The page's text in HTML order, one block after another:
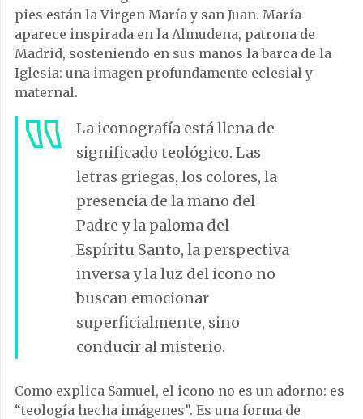
pies están la Virgen María y san Juan. María
aparece inspirada en la Almudena, patrona de
Madrid, sosteniendo en sus manos la barca de la
Iglesia: una imagen profundamente eclesial y
maternal.
La iconografía está llena de
significado teológico. Las
letras griegas, los colores, la
presencia de la mano del
Padre y la paloma del
Espíritu Santo, la perspectiva
inversa y la luz del icono no
buscan emocionar
superficialmente, sino
conducir al misterio.
Como explica Samuel, el icono no es un adorno: es
“teología hecha imágenes”. Es una forma de